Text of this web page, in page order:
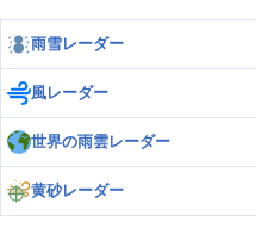
雨雪レーダー
風レーダー
世界の雨雲レーダー
黄砂レーダー